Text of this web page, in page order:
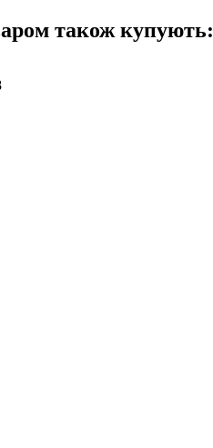
також купують: